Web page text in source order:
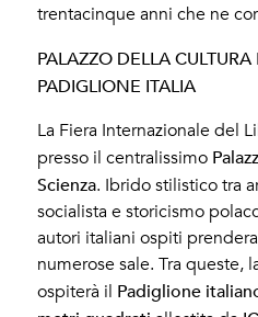
trentacinque anni che ne
PALAZZO DELLA
PADIGLIONE ITALIA
La Fiera Internazionale del
presso il centralissimo
Scienza. Ibrido stilistico tra
socialista e storicismo
autori italiani ospiti
numerose sale. Tra queste,
ospiterà il Padiglione